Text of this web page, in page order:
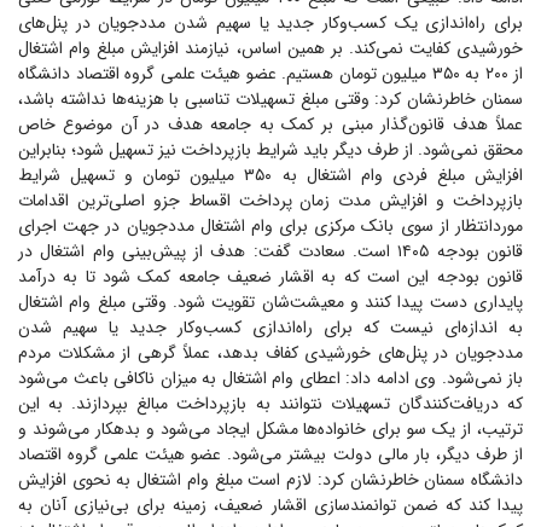
برای راه‌اندازی یک کسب‌وکار جدید یا سهیم شدن مددجویان در پنل‌های
خورشیدی کفایت نمی‌کند. بر همین اساس، نیازمند افزایش مبلغ وام اشتغال
از ۲۰۰ به ۳۵۰ میلیون تومان هستیم. عضو هیئت علمی گروه اقتصاد دانشگاه
سمنان خاطرنشان کرد: وقتی مبلغ تسهیلات تناسبی با هزینه‌ها نداشته باشد،
عملاً هدف قانون‌گذار مبنی بر کمک به جامعه هدف در آن موضوع خاص
محقق نمی‌شود. از طرف دیگر باید شرایط بازپرداخت نیز تسهیل شود؛ بنابراین
افزایش مبلغ فردی وام اشتغال به ۳۵۰ میلیون تومان و تسهیل شرایط
بازپرداخت و افزایش مدت زمان پرداخت اقساط جزو اصلی‌ترین اقدامات
موردانتظار از سوی بانک مرکزی برای وام اشتغال مددجویان در جهت اجرای
قانون بودجه ۱۴۰۵ است. سعادت گفت: هدف از پیش‌بینی وام اشتغال در
قانون بودجه این است که به اقشار ضعیف جامعه کمک شود تا به درآمد
پایداری دست پیدا کنند و معیشت‌شان تقویت شود. وقتی مبلغ وام اشتغال
به اندازه‌ای نیست که برای راه‌اندازی کسب‌وکار جدید یا سهیم شدن
مددجویان در پنل‌های خورشیدی کفاف بدهد، عملاً گرهی از مشکلات مردم
باز نمی‌شود. وی ادامه داد: اعطای وام اشتغال به میزان ناکافی باعث می‌شود
که دریافت‌کنندگان تسهیلات نتوانند به بازپرداخت مبالغ بپردازند. به این
ترتیب، از یک سو برای خانواده‌ها مشکل ایجاد می‌شود و بدهکار می‌شوند و
از طرف دیگر، بار مالی دولت بیشتر می‌شود. عضو هیئت علمی گروه اقتصاد
دانشگاه سمنان خاطرنشان کرد: لازم است مبلغ وام اشتغال به نحوی افزایش
پیدا کند که ضمن توانمندسازی اقشار ضعیف، زمینه برای بی‌نیازی آنان به